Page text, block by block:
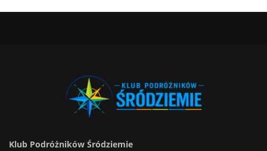
Klub Podróżników Śródziemie